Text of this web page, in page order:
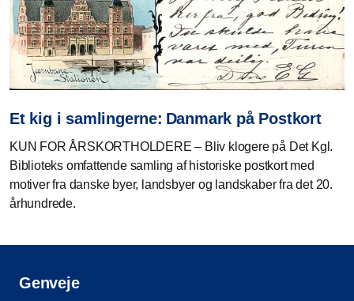
Et kig i samlingerne: Danmark på Postkort
KUN FOR ÅRSKORTHOLDERE – Bliv klogere på Det Kgl.
Biblioteks omfattende samling af historiske postkort med
motiver fra danske byer, landsbyer og landskaber fra det 20.
århundrede.
Genveje